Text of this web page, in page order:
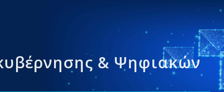
& Ψηφιακών